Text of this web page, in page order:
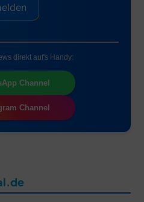
direkt auf's Handy:
Channel
Channel